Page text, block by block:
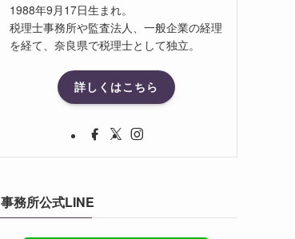
1988年9月17日生まれ。
税理士事務所や監査法人、一般企業の経理
を経て、奈良県で税理士として独立。
詳しくはこちら
事務所公式LINE